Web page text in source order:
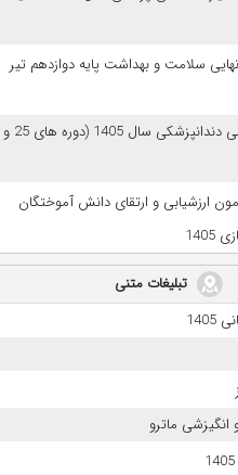
سلامت و بهداشت پایه دوازدهم تیر
ﻣﻨﺎﺑﻊ آزﻣﻮن ﻣﻠﯽ دندانپزشکی سال 1405 (دوره های 25 و
ارزشیابی و ارتقای دانش آموختگان
تبلیغات متنی
ماترو